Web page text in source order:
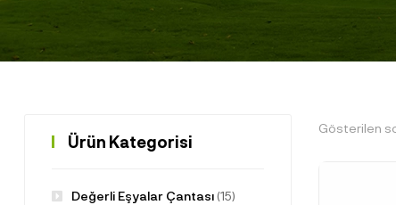
Gösterilen
Ürün Kategorisi
Değerli Eşyalar Çantası(15)